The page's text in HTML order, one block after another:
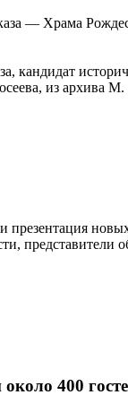
— Храма
кандидат
из архива
представители
400